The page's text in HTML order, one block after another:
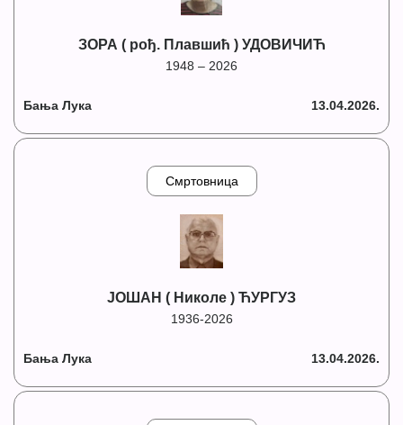
ЗОРА ( рођ. Плавшић ) УДОВИЧИЋ
1948 – 2026
Бања Лука 13.04.2026.
Смртовница
ЈОШАН ( Николе ) ЋУРГУЗ
1936-2026
Бања Лука 13.04.2026.